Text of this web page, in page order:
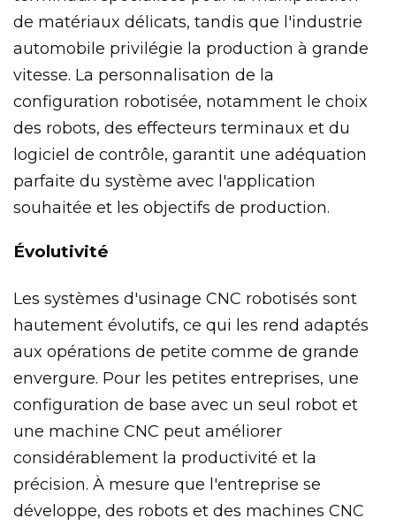
de matériaux délicats, tandis que l'industrie
automobile privilégie la production à grande
vitesse. La personnalisation de la
configuration robotisée, notamment le choix
des robots, des effecteurs terminaux et du
logiciel de contrôle, garantit une adéquation
parfaite du système avec l'application
souhaitée et les objectifs de production.
Évolutivité
Les systèmes d'usinage CNC robotisés sont
hautement évolutifs, ce qui les rend adaptés
aux opérations de petite comme de grande
envergure. Pour les petites entreprises, une
configuration de base avec un seul robot et
une machine CNC peut améliorer
considérablement la productivité et la
précision. À mesure que l'entreprise se
développe, des robots et des machines CNC